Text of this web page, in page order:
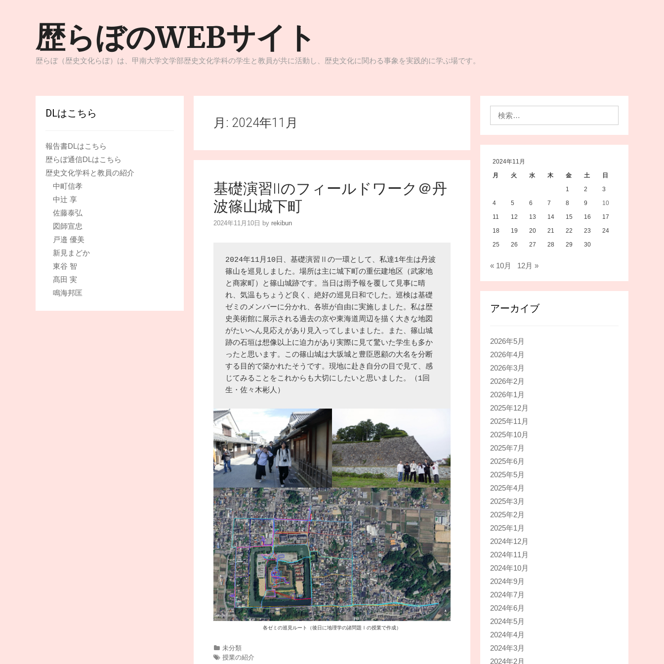
歴らぼのWEBサイト
歴らぼ（歴史文化らぼ）は、甲南大学文学部歴史文化学科の学生と教員が共に活動し、歴史文化に関わる事象を実践的に学ぶ場です。
月: 2024年11月
基礎演習IIのフィールドワーク＠丹
波篠山城下町
2024年11月10日 by rekibun
2024年11月10日、基礎演習Ⅱの一環として、私達1年生は丹波
篠山を巡見しました。場所は主に城下町の重伝建地区（武家地
と商家町）と篠山城跡です。当日は雨予報を覆して見事に晴
れ、気温もちょうど良く、絶好の巡見日和でした。巡検は基礎
ゼミのメンバーに分かれ、各班が自由に実施しました。私は歴
史美術館に展示される過去の京や東海道周辺を描く大きな地図
がたいへん見応えがあり見入ってしまいました。また、篠山城
跡の石垣は想像以上に迫力があり実際に見て驚いた学生も多か
ったと思います。この篠山城は大坂城と豊臣恩顧の大名を分断
する目的で築かれたそうです。現地に赴き自分の目で見て、感
じてみることをこれからも大切にしたいと思いました。（1回
生・佐々木彬人）
各ゼミの巡見ルート（後日に地理学の諸問題Ⅰの授業で作成）
カ
テ
未分類
タ
授業の紹介
DLはこちら
報告書DLはこちら
歴らぼ通信DLはこちら
歴史文化学科と教員の紹介
中町信孝
中辻 享
佐藤泰弘
図師宣忠
戸邉 優美
新見まどか
東谷 智
髙田 実
鳴海邦匡
2024年11月
月
火 水 木 金 土
日
1
2
3
4
5 6 7 8 9
10
11
12 13 14 15 16
17
18
19 20 21 22 23
24
25
26 27 28 29 30
« 10月 12月 »
アーカイブ
2026年5月
2026年4月
2026年3月
2026年2月
2026年1月
2025年12月
2025年11月
2025年10月
2025年7月
2025年6月
2025年5月
2025年4月
2025年3月
2025年2月
2025年1月
2024年12月
2024年11月
2024年10月
2024年9月
2024年7月
2024年6月
2024年5月
2024年4月
2024年3月
2024年2月